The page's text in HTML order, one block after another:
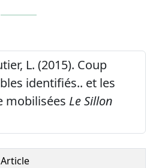
L. (2015). Coup
identifiés.. et les
mobilisées Le Sillon